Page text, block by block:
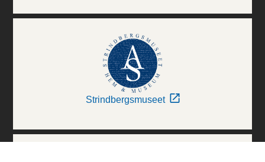
Strindbergsmuseet